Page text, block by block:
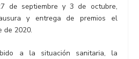
de septiembre y 3 de octubre,
y entrega de premios el
de 2020.
a la situación sanitaria, la